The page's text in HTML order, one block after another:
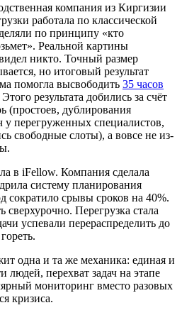
компания из Киргизии
работала по классической
по принципу «кто
Реальной картины
никто. Точный размер
но итоговый результат
помогла высвободить 35 часов
Этого результата добились за счёт
(простоев, дублирования
у перегруженных специалистов,
свободные слоты), а вовсе не из-
в iFellow. Компания сделала
систему планирования
сократило срывы сроков на 40%.
сверхурочно. Перегрузка стала
успевали перераспределить до
одна и та же механика: единая и
людей, перехват задач на этапе
мониторинг вместо разовых
кризиса.